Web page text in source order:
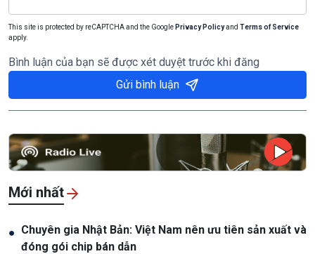
This site is protected by reCAPTCHA and the Google Privacy Policyand Terms of Service
apply.
Bình luận của bạn sẽ được xét duyệt trước khi đăng
Gửi bình luận
Mới nhất
● Chuyên gia Nhật Bản: Việt Nam nên ưu tiên sản xuất và
đóng gói chip bán dẫn